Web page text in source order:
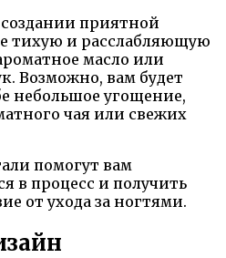
приятной
тихую и расслабляющую
масло или
Возможно, вам будет
небольшое угощение,
чая или свежих
помогут вам
в процесс и получить
от ухода за ногтями.